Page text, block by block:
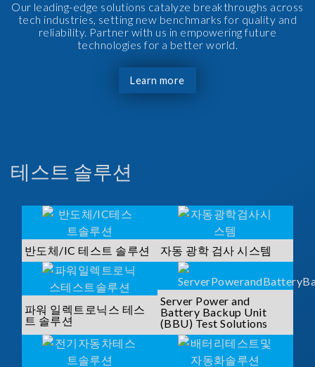
Our leading-edge solutions catalyze breakthroughs across
tech industries, setting new benchmarks for quality and
reliability. Partner with us in empowering future
technologies for a better world.
Learn more
테스트 솔루션
반도체/IC 테스트 솔루션 자동 광학 검사 시스템
파워 일렉트로닉스 테스
트 솔루션
Server Power and
Battery Backup Unit
(BBU) Test Solutions